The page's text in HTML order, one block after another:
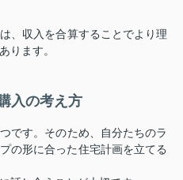
は、 収入 を合算する こと でより理
あり ます。
入の考え方
です。 そのため、 自分たちのラ
の形に合った住宅計画を立てる